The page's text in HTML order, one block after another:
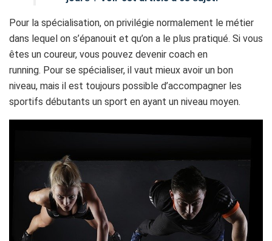
Pour la spécialisation, on privilégie normalement le métier
dans lequel on s’épanouit et qu’on a le plus pratiqué. Si vous
êtes un coureur, vous pouvez devenir coach en
running. Pour se spécialiser, il vaut mieux avoir un bon
niveau, mais il est toujours possible d’accompagner les
sportifs débutants un sport en ayant un niveau moyen.